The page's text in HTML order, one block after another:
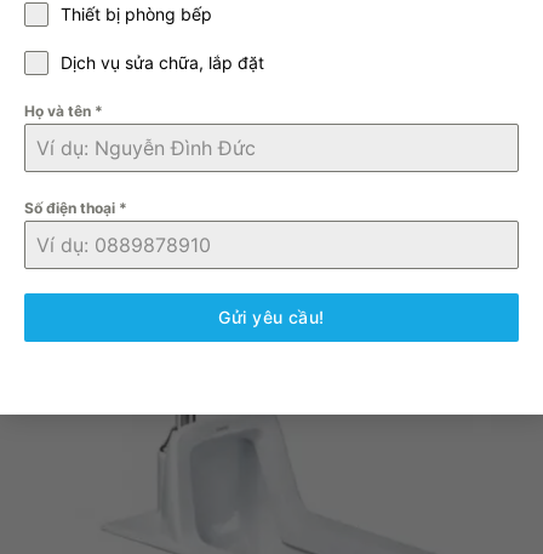
Thiết bị phòng bếp
Dịch vụ sửa chữa, lắp đặt
Họ và tên *
Số điện thoại *
Gửi yêu cầu!
Bộ sản phẩm đã bao gồm:
Bộ van xả: BF523